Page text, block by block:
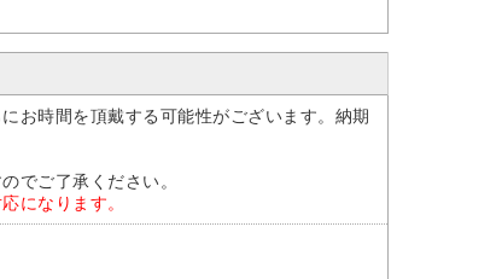
お時間を頂戴する可能性がございます。納期
でご了承ください。
になります。